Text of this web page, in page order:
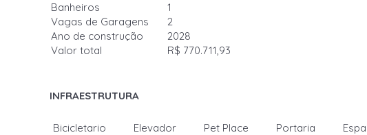
Banheiros
1
Vagas de Garagens
2
Ano de construção
2028
Valor total
R$ 770.711,93
INFRAESTRUTURA
Bicicletario Elevador Pet Place Portaria